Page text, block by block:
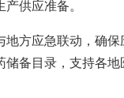
供应准备。
方应急联动，确
备目录，支持各